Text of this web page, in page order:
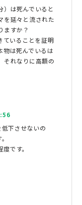
）は死んでいると
を延々と流された
ますか？
ていることを証明
物は死んでいるは
それなりに高額の
下させないの
です。